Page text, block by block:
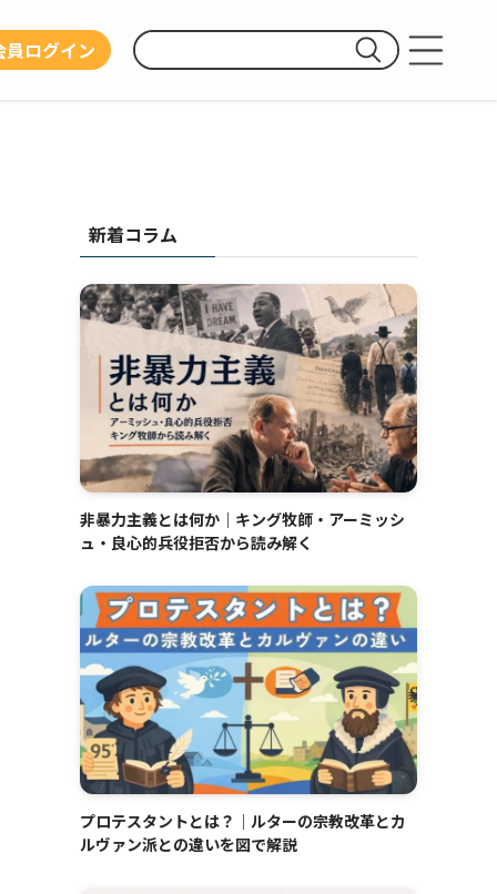
プライバシーポリシー
員ログイン
新着コラム
非暴力主義とは何か｜キング牧師・アーミッシ
ュ・良心的兵役拒否から読み解く
プロテスタントとは？｜ルターの宗教改革とカ
ルヴァン派との違いを図で解説